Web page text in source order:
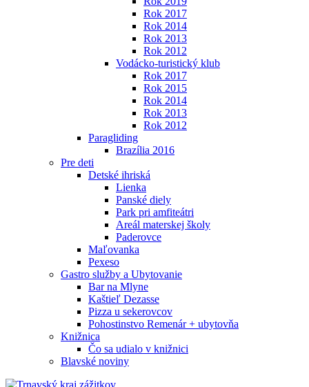
Rok 2017
Rok 2014
Rok 2013
Rok 2012
Vodácko-turistický klub
Rok 2017
Rok 2015
Rok 2014
Rok 2013
Rok 2012
Paragliding
Brazília 2016
Pre deti
Detské ihriská
Lienka
Panské diely
Park pri amfiteátri
Areál materskej školy
Paderovce
Maľovanka
Pexeso
Gastro služby a Ubytovanie
Bar na Mlyne
Kaštieľ Dezasse
Pizza u sekerovcov
Pohostinstvo Remenár + ubytovňa
Knižnica
Čo sa udialo v knižnici
Blavské noviny